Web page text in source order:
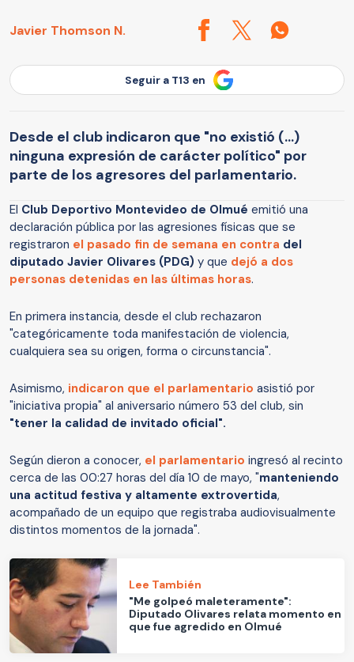
Javier Thomson N.
Seguir a T13 en
Desde el club indicaron que "no existió (...)
ninguna expresión de carácter político" por
parte de los agresores del parlamentario.
El Club Deportivo Montevideo de Olmué emitió una
declaración pública por las agresiones físicas que se
registraron el pasado fin de semana en contra del
diputado Javier Olivares (PDG) y que dejó a dos
personas detenidas en las últimas horas.
En primera instancia, desde el club rechazaron
"categóricamente toda manifestación de violencia,
cualquiera sea su origen, forma o circunstancia".
Asimismo, indicaron que el parlamentario asistió por
"iniciativa propia" al aniversario número 53 del club, sin
"tener la calidad de invitado oficial".
Según dieron a conocer, el parlamentario ingresó al recinto
cerca de las 00:27 horas del día 10 de mayo, "manteniendo
una actitud festiva y altamente extrovertida,
acompañado de un equipo que registraba audiovisualmente
distintos momentos de la jornada".
Lee También
"Me golpeó maleteramente":
Diputado Olivares relata momento en
que fue agredido en Olmué